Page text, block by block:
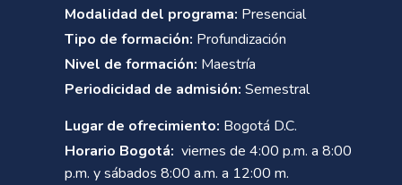
Modalidad del programa: Presencial
Tipo de formación: Profundización
Nivel de formación: Maestría
Periodicidad de admisión: Semestral
Lugar de ofrecimiento: Bogotá D.C.
Horario Bogotá: viernes de 4:00 p.m. a 8:00
p.m. y sábados 8:00 a.m. a 12:00 m.